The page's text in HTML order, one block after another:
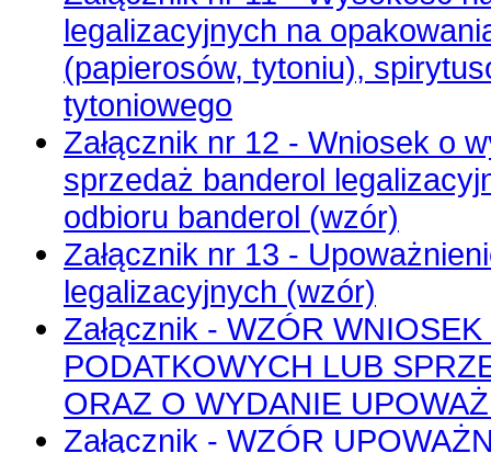
legalizacyjnych na
(papierosów, tytoniu),
tytoniowego
Załącznik nr 12 - Wniosek o
sprzedaż banderol
odbioru banderol (wzór)
Załącznik nr 13 -
legalizacyjnych (wzór)
Załącznik - WZÓR
PODATKOWYCH LUB
ORAZ O WYDANIE
Załącznik - WZÓR